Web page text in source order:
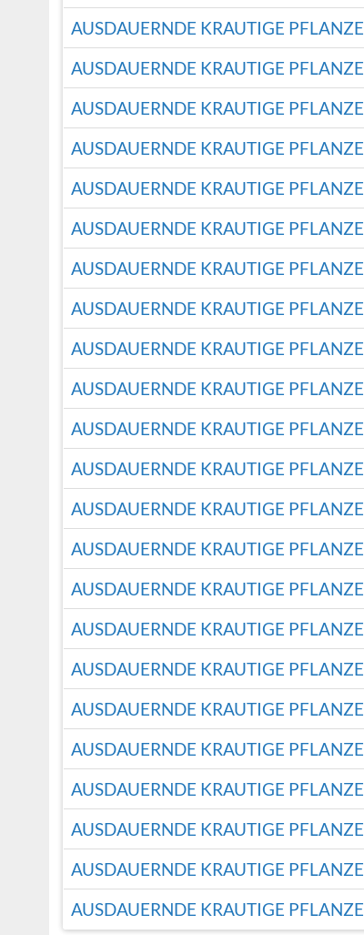
AUSDAUERNDE KRAUTIGE PFLANZE
AUSDAUERNDE KRAUTIGE PFLANZE
AUSDAUERNDE KRAUTIGE PFLANZE
AUSDAUERNDE KRAUTIGE PFLANZE
AUSDAUERNDE KRAUTIGE PFLANZE
AUSDAUERNDE KRAUTIGE PFLANZE
AUSDAUERNDE KRAUTIGE PFLANZE
AUSDAUERNDE KRAUTIGE PFLANZE
AUSDAUERNDE KRAUTIGE PFLANZE
AUSDAUERNDE KRAUTIGE PFLANZE
AUSDAUERNDE KRAUTIGE PFLANZE
AUSDAUERNDE KRAUTIGE PFLANZE
AUSDAUERNDE KRAUTIGE PFLANZE
AUSDAUERNDE KRAUTIGE PFLANZE
AUSDAUERNDE KRAUTIGE PFLANZE
AUSDAUERNDE KRAUTIGE PFLANZE
AUSDAUERNDE KRAUTIGE PFLANZE
AUSDAUERNDE KRAUTIGE PFLANZE
AUSDAUERNDE KRAUTIGE PFLANZE
AUSDAUERNDE KRAUTIGE PFLANZE
AUSDAUERNDE KRAUTIGE PFLANZE
AUSDAUERNDE KRAUTIGE PFLANZE
AUSDAUERNDE KRAUTIGE PFLANZE